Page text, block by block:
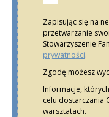
Zapisując się na
przetwarzanie
Stowarzyszenie
prywatności.
Zgodę możesz
Informacje,
celu dostarczania
warsztatach.